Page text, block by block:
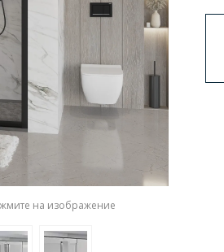
на изображение